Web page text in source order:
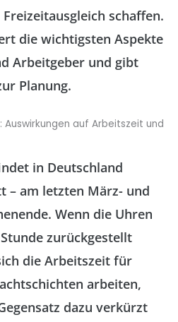
schaffen.
die wichtigsten Aspekte
Arbeitgeber und gibt
Planung.
auf Arbeitszeit und
in Deutschland
– am letzten März- und
Wenn die Uhren
zurückgestellt
die Arbeitszeit für
arbeiten,
dazu verkürzt